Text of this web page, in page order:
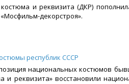
и реквизита (ДКР)
декорстроя».
республик СССР
национальных костюмов
реквизита» восстановили